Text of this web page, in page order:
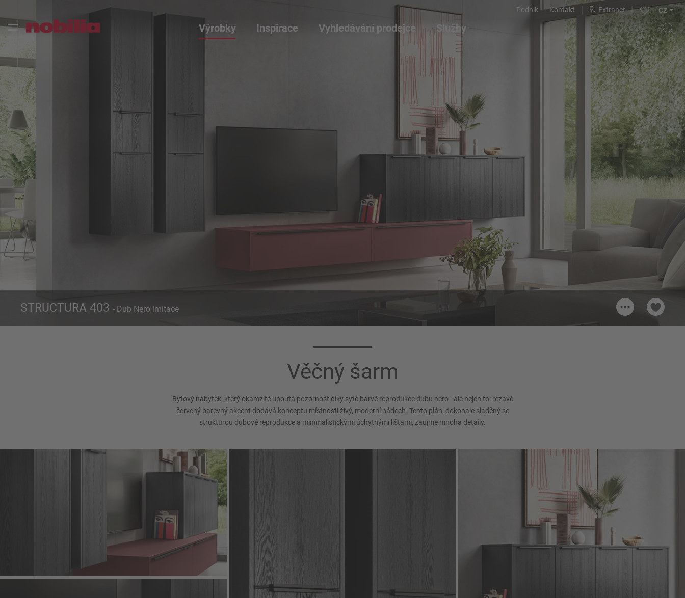
Podnik Kontakt Extranet CZ
Výrobky Inspirace Vyhledávání prodejce Služby
...
STRUCTURA 403 - Dub Nero imitace
Barva korpusu 194
Věčný šarm
Bytový nábytek, který okamžitě upoutá pozornost díky syté barvě reprodukce dubu nero - ale nejen to: rezavě
červený barevný akcent dodává konceptu místnosti živý, moderní nádech. Tento plán, dokonale sladěný se
strukturou dubové reprodukce a minimalistickými úchytnými lištami, zaujme mnoha detaily.